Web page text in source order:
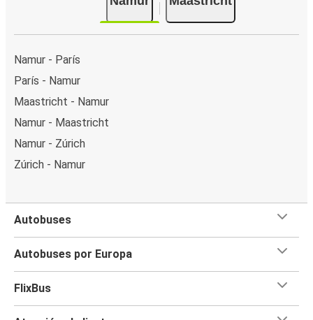
Namur - París
París - Namur
Maastricht - Namur
Namur - Maastricht
Namur - Zúrich
Zúrich - Namur
Autobuses
Autobuses por Europa
FlixBus